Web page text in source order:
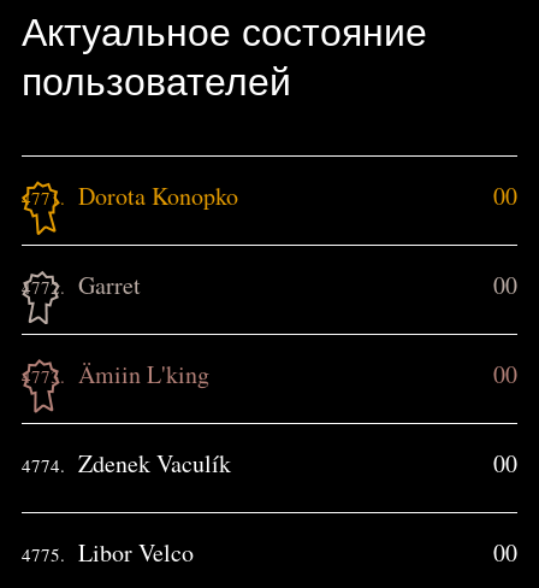
Актуальное состояние
пользователей
4771. Dorota Konopko 00
4772. Garret 00
4773. Ämiin L'king 00
4774. Zdenek Vaculík 00
4775. Libor Velco 00